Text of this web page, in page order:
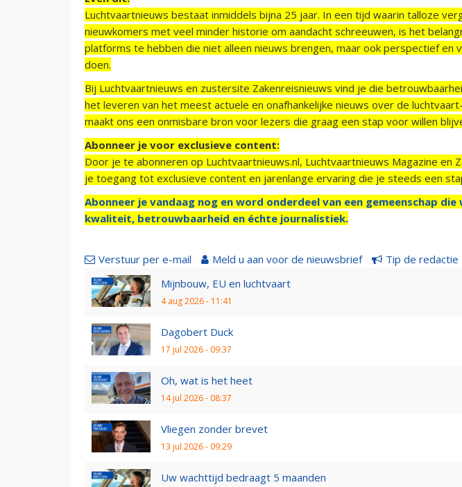
Luchtvaartnieuws bestaat inmiddels bijna 25 jaar. In een tijd waarin talloze
nieuwkomers met veel minder historie om aandacht schreeuwen, is het
platforms te hebben die niet alleen nieuws brengen, maar ook perspectief en
doen.
Bij Luchtvaartnieuws en zustersite Zakenreisnieuws vind je die
het leveren van het meest actuele en onafhankelijke nieuws over de
maakt ons een onmisbare bron voor lezers die graag een stap voor willen
Abonneer je voor exclusieve content:
Door je te abonneren op Luchtvaartnieuws.nl, Luchtvaartnieuws Magazine en
je toegang tot exclusieve content en jarenlange ervaring die je steeds een
Abonneer je vandaag nog en word onderdeel van een gemeenschap die
kwaliteit, betrouwbaarheid en échte journalistiek.
Verstuur per e-mail Meld u aan voor de nieuwsbrief
Tip de redactie
Mijnbouw, EU en luchtvaart
4 aug 2026 - 11:41
Dagobert Duck
17 jul 2026 - 09:37
Oh, wat is het heet
14 jul 2026 - 08:37
Vliegen zonder brevet
13 jul 2026 - 09:29
Uw wachttijd bedraagt 5 maanden